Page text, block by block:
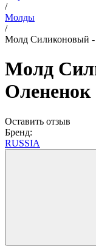
/
Молды
/
Молд Силиконовый
Молд
Оставить отзыв
Бренд:
RUSSIA